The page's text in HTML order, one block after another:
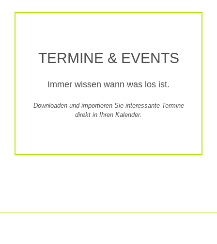
TERMINE & EVENTS
Immer wissen wann was los ist.
Downloaden und importieren Sie interessante Termine
direkt in Ihren Kalender.